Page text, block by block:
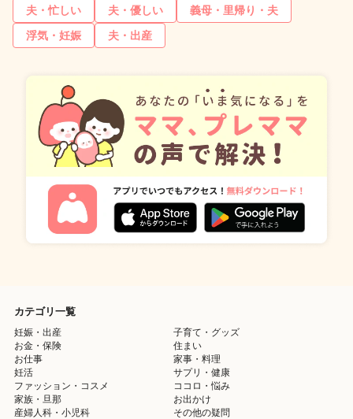
夫・忙しい 夫・優しい
義母・里帰り・夫
浮気・妊娠
夫・出産
カテゴリ一覧
妊娠・出産
子育て・グッズ
お金・保険
住まい
お仕事
家事・料理
妊活
サプリ・健康
ファッション・コスメ
ココロ・悩み
家族・旦那
お出かけ
産婦人科・小児科
その他の疑問